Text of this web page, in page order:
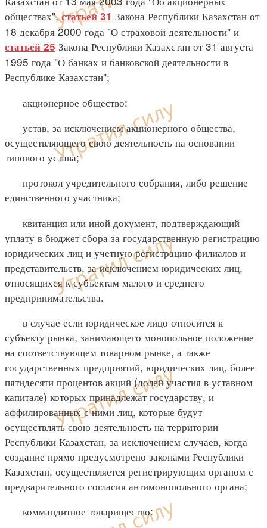
обществах",статьей 31 Закона Республики Казахстан от
18 декабря 2000 года "О страховой деятельности" и
статьей 25 Закона Республики Казахстан от 31 августа
1995 года "О банках и банковской деятельности в
Республике Казахстан";
акционерное общество:
устав, за исключением акционерного общества,
осуществляющего свою деятельность на основании
типового устава;
протокол учредительного собрания, либо решение
единственного участника;
квитанция или иной документ, подтверждающий
уплату в бюджет сбора за государственную регистрацию
юридических лиц и учетную регистрацию филиалов и
представительств, за исключением юридических лиц,
относящихся к субъектам малого и среднего
предпринимательства.
в случае если юридическое лицо относится к
субъекту рынка, занимающего монопольное положение
на соответствующем товарном рынке, а также
государственных предприятий, юридических лиц, более
пятидесяти процентов акций (долей участия в уставном
капитале) которых принадлежат государству, и
аффилированных с ними лиц, которые будут
осуществлять свою деятельность на территории
Республики Казахстан, за исключением случаев, когда
создание прямо предусмотрено законами Республики
Казахстан, осуществляется регистрирующим органом с
предварительного согласия антимонопольного органа;
коммандитное товарищество: